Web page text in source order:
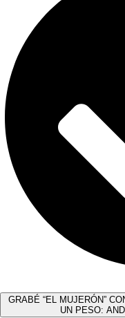
GRABÉ “EL MUJERÓN”
UN PESO: